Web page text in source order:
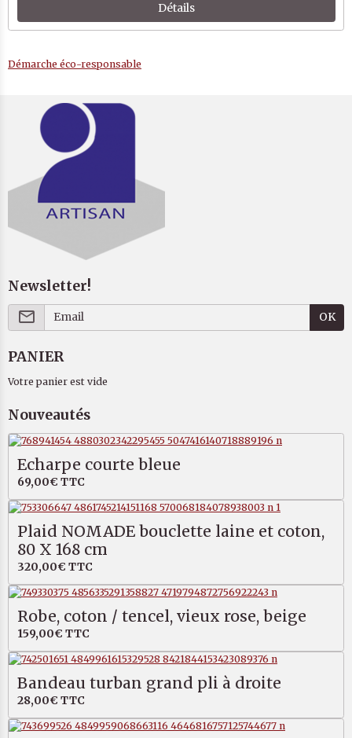
Détails
Démarche éco-responsable
Newsletter!
OK
PANIER
Votre panier est vide
Nouveautés
Echarpe courte bleue
69,00€ TTC
Plaid NOMADE bouclette laine et coton,
80 X 168 cm
320,00€ TTC
Robe, coton / tencel, vieux rose, beige
159,00€ TTC
Bandeau turban grand pli à droite
28,00€ TTC